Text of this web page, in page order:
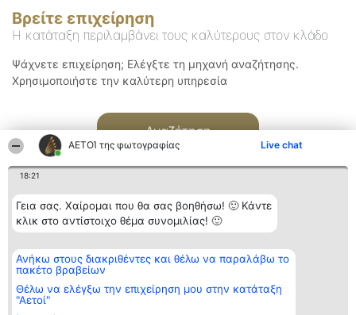
ΑΕΤΟΊ της φωτογραφίας Live chat
18:21
Γεια σας. Χαίρομαι που θα σας βοηθήσω! 🙂 Κάντε
κλικ στο αντίστοιχο θέμα συνομιλίας! 🙂
Ανήκω στους διακριθέντες και θέλω να παραλάβω το
πακέτο βραβείων
Θέλω να ελέγξω την επιχείρηση μου στην κατάταξη
"Αετοί"
Βρείτε επιχείρηση
Η κατάταξη περιλαμβάνει τους καλύτερους στον κλάδο
Ψάχνετε επιχείρηση; Ελέγξτε τη μηχανή αναζήτησης.
Χρησιμοποιήστε την καλύτερη υπηρεσία
Αναζήτηση
Διοργανωτής της
κατάταξης
BEAUTIFUL COMPANY
ΤΗΛ. ΕΠΙΚΟΙΝΩΝΙΑΣ:
2104128019
Κατάταξη
Διακριθέντες
των
διακριθέντων
Επικοινωνία
Επικοινωνία